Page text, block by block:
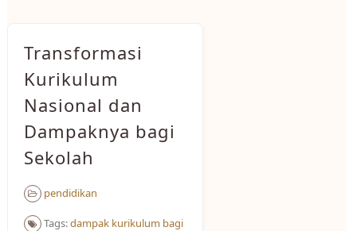
Transformasi
Kurikulum
Nasional dan
Dampaknya bagi
Sekolah
pendidikan
Tags:dampak kurikulum bagi